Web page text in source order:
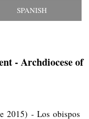
SPANISH
- Archdiocese of
2015) - Los obispos